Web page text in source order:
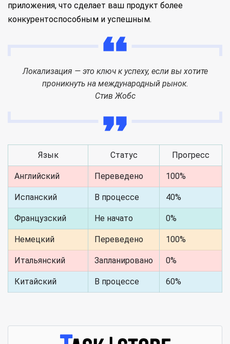
приложения, что сделает ваш продукт более
конкурентоспособным и успешным.
Локализация — это ключ к успеху, если вы хотите
проникнуть на международный рынок.
Стив Жобс
Язык Статус Прогресс
Английский Переведено 100%
Испанский В процессе 40%
Французский Не начато 0%
Немецкий Переведено 100%
Итальянский Запланировано 0%
Китайский В процессе 60%